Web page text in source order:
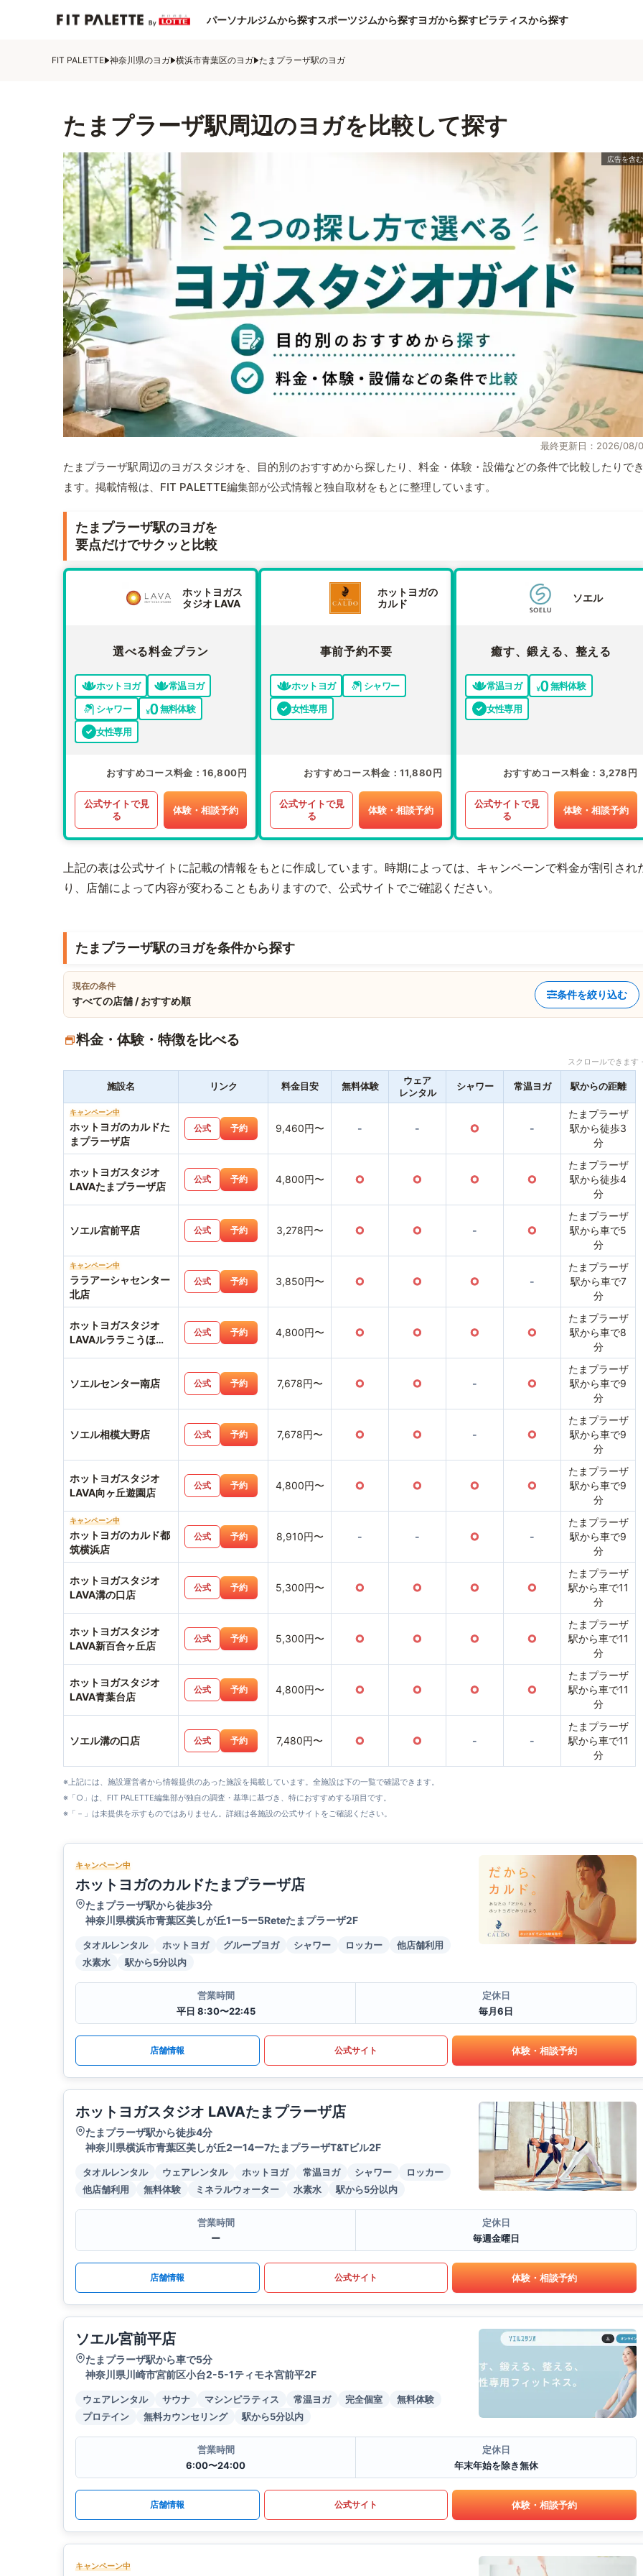
パーソナルジムから探すスポーツジムから探すヨガから探すピラティスから探す
FIT PALETTE 神奈川県のヨガ 横浜市青葉区のヨガ たまプラーザ駅のヨガ
たまプラーザ駅周辺のヨガを比較して探す
最終更新日：2026/08/
たまプラーザ駅周辺のヨガスタジオを、目的別のおすすめから探したり、料金・体験・設備などの条件で比較したりで
ます。掲載情報は、FIT PALETTE編集部が公式情報と独自取材をもとに整理しています。
たまプラーザ駅のヨガを
要点だけでサクッと比較
ホットヨガス
タジオ LAVA
選べる料金プラン
ホットヨガ
常温ヨガ
シャワー
無料体験
女性専用
おすすめコース料金 16,800円
公式サイトで見
る
体験・相談予約
ホットヨガの
カルド
事前予約不要
ホットヨガ
シャワー
女性専用
おすすめコース料金 11,880円
公式サイトで見
る
体験・相談予約
ソエル
癒す、鍛える、整える
常温ヨガ
無料体験
女性専用
おすすめコース料金 3,278円
公式サイトで見
る
体験・相談予約
上記の表は公式サイトに記載の情報をもとに作成しています。時期によっては、キャンペーンで料金が割引され
り、店舗によって内容が変わることもありますので、公式サイトでご確認ください。
たまプラーザ駅のヨガを条件から探す
現在の条件
すべての店舗 / おすすめ順
条件を絞り込む
料金・体験・特徴を比べる
スクロールできま
施設名 リンク 料金目安 無料体験
ウェア
レンタル
シャワー 常温ヨガ 駅からの距離
キャンペーン中
ホットヨガのカルドた
まプラーザ店
公式 予約 9,460円〜 - - ○ -
たまプラーザ
駅から徒歩3
分
ホットヨガスタジオ
LAVAたまプラーザ店
公式 予約 4,800円〜 ○ ○ ○ ○
たまプラーザ
駅から徒歩4
分
ソエル宮前平店 公式 予約 3,278円〜 ○ ○ - ○
たまプラーザ
駅から車で5
分
キャンペーン中
ララアーシャセンター
北店
公式 予約 3,850円〜 ○ ○ ○ -
たまプラーザ
駅から車で7
分
ホットヨガスタジオ
LAVAルララこうほく
公式 予約 4,800円〜 ○ ○ ○ ○
たまプラーザ
駅から車で8
分
ソエルセンター南店 公式 予約 7,678円〜 ○ ○ - ○
たまプラーザ
駅から車で9
分
ソエル相模大野店 公式 予約 7,678円〜 ○ ○ - ○
たまプラーザ
駅から車で9
分
ホットヨガスタジオ
LAVA向ヶ丘遊園店
公式 予約 4,800円〜 ○ ○ ○ ○
たまプラーザ
駅から車で9
分
キャンペーン中
ホットヨガのカルド都
筑横浜店
公式 予約 8,910円〜 - - ○ -
たまプラーザ
駅から車で9
分
ホットヨガスタジオ
LAVA溝の口店
公式 予約 5,300円〜 ○ ○ ○ ○
たまプラーザ
駅から車で11
分
ホットヨガスタジオ
LAVA新百合ヶ丘店
公式 予約 5,300円〜 ○ ○ ○ ○
たまプラーザ
駅から車で11
分
ホットヨガスタジオ
LAVA青葉台店
公式 予約 4,800円〜 ○ ○ ○ ○
たまプラーザ
駅から車で11
分
ソエル溝の口店 公式 予約 7,480円〜 ○ ○ - -
たまプラーザ
駅から車で11
分
※上記には、施設運営者から情報提供のあった施設を掲載しています。全施設は下の一覧で確認できます。
※「○」は、FIT PALETTE編集部が独自の調査・基準に基づき、特におすすめする項目です。
※「－」は未提供を示すものではありません。詳細は各施設の公式サイトをご確認ください。
キャンペーン中
ホットヨガのカルドたまプラーザ店
たまプラーザ駅から徒歩3分
神奈川県横浜市青葉区美しが丘1ー5ー5Reteたまプラーザ2F
タオルレンタル ホットヨガ グループヨガ シャワー ロッカー
他店舗利用
水素水
駅から5分以内
営業時間
平日 8:30〜22:45
定休日
毎月6日
店舗情報 公式サイト 体験・相談予約
ホットヨガスタジオ LAVAたまプラーザ店
たまプラーザ駅から徒歩4分
神奈川県横浜市青葉区美しが丘2ー14ー7たまプラーザT&Tビル2F
タオルレンタル ウェアレンタル ホットヨガ 常温ヨガ シャワー
ロッカー
他店舗利用
無料体験 ミネラルウォーター 水素水 駅から5分以内
営業時間
ー
定休日
毎週金曜日
店舗情報 公式サイト 体験・相談予約
ソエル宮前平店
たまプラーザ駅から車で5分
神奈川県川崎市宮前区小台2-5-1ティモネ宮前平2F
ウェアレンタル サウナ マシンピラティス 常温ヨガ 完全個室
無料体験
プロテイン
無料カウンセリング 駅から5分以内
営業時間
6:00〜24:00
定休日
年末年始を除き無休
店舗情報 公式サイト 体験・相談予約
キャンペーン中